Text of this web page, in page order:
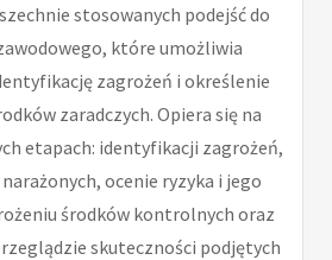
stosowanych podejść do
które umożliwia
zagrożeń i określenie
zaradczych. Opiera się na
etapach: identyfikacji zagrożeń,
ocenie ryzyka i jego
środków kontrolnych oraz
skuteczności podjętych